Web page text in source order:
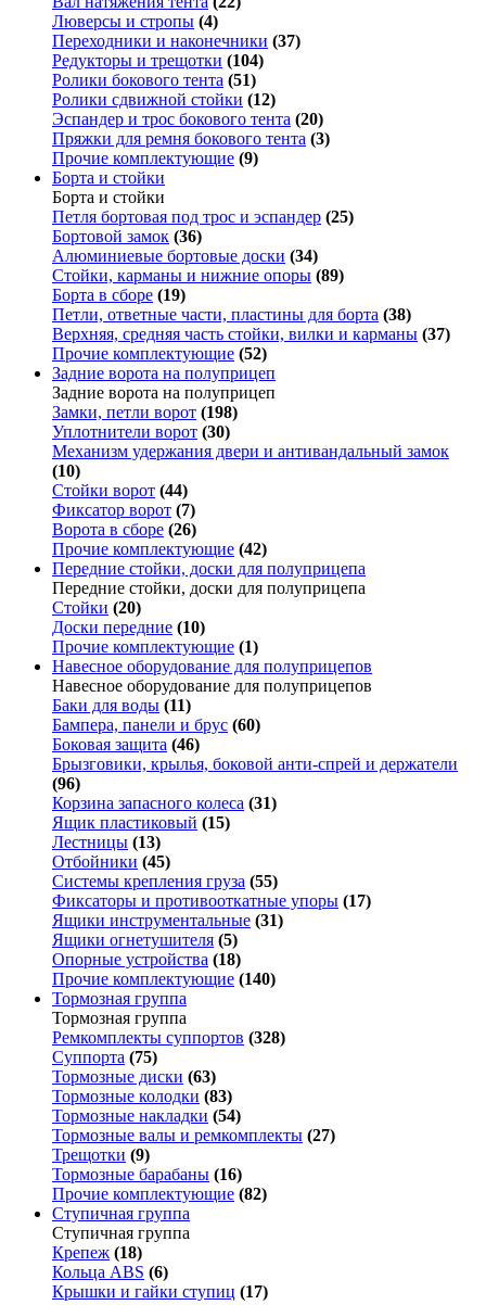
Люверсы и стропы (4)
Переходники и наконечники (37)
Редукторы и трещотки (104)
Ролики бокового тента (51)
Ролики сдвижной стойки (12)
Эспандер и трос бокового тента (20)
Пряжки для ремня бокового тента (3)
Прочие комплектующие (9)
Борта и стойки
Борта и стойки
Петля бортовая под трос и эспандер (25)
Бортовой замок (36)
Алюминиевые бортовые доски (34)
Стойки, карманы и нижние опоры (89)
Борта в сборе (19)
Петли, ответные части, пластины для борта (38)
Верхняя, средняя часть стойки, вилки и карманы (37)
Прочие комплектующие (52)
Задние ворота на полуприцеп
Задние ворота на полуприцеп
Замки, петли ворот (198)
Уплотнители ворот (30)
Механизм удержания двери и антивандальный замок
(10)
Стойки ворот (44)
Фиксатор ворот (7)
Ворота в сборе (26)
Прочие комплектующие (42)
Передние стойки, доски для полуприцепа
Передние стойки, доски для полуприцепа
Стойки (20)
Доски передние (10)
Прочие комплектующие (1)
Навесное оборудование для полуприцепов
Навесное оборудование для полуприцепов
Баки для воды (11)
Бампера, панели и брус (60)
Боковая защита (46)
Брызговики, крылья, боковой анти-спрей и держатели
(96)
Корзина запасного колеса (31)
Ящик пластиковый (15)
Лестницы (13)
Отбойники (45)
Системы крепления груза (55)
Фиксаторы и противооткатные упоры (17)
Ящики инструментальные (31)
Ящики огнетушителя (5)
Опорные устройства (18)
Прочие комплектующие (140)
Тормозная группа
Тормозная группа
Ремкомплекты суппортов (328)
Суппорта (75)
Тормозные диски (63)
Тормозные колодки (83)
Тормозные накладки (54)
Тормозные валы и ремкомплекты (27)
Трещотки (9)
Тормозные барабаны (16)
Прочие комплектующие (82)
Ступичная группа
Ступичная группа
Крепеж (18)
Кольца ABS (6)
Крышки и гайки ступиц (17)